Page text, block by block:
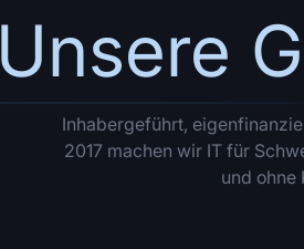
Unsere
Inhabergeführt,
2017 machen wir IT für
und ohne